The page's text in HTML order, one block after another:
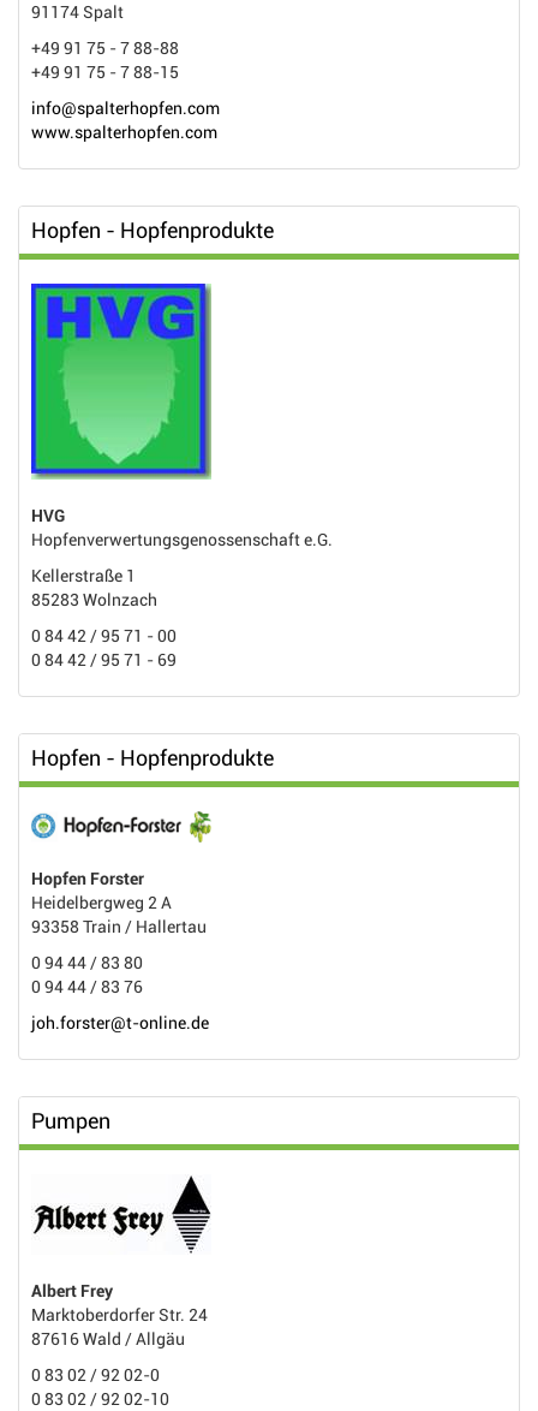
91174 Spalt
+49 91 75 - 7 88-88
+49 91 75 - 7 88-15
info@spalterhopfen.com
www.spalterhopfen.com
Hopfen - Hopfenprodukte
HVG
Hopfenverwertungsgenossenschaft e.G.
Kellerstraße 1
85283 Wolnzach
0 84 42 / 95 71 - 00
0 84 42 / 95 71 - 69
Hopfen - Hopfenprodukte
Hopfen Forster
Heidelbergweg 2 A
93358 Train / Hallertau
0 94 44 / 83 80
0 94 44 / 83 76
joh.forster@t-online.de
Pumpen
Albert Frey
Marktoberdorfer Str. 24
87616 Wald / Allgäu
0 83 02 / 92 02-0
0 83 02 / 92 02-10